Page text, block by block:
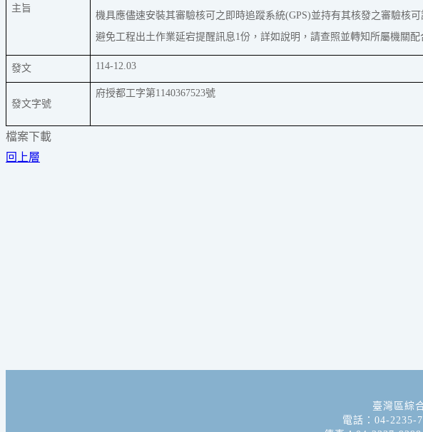
主旨
機具應儘速安裝其審驗核可之即時追蹤系統(GPS)並持有其核發之審驗核可
避免工程出土作業延宕提醒訊息1份，詳如說明，請查照並轉知所屬機關配
發文 114-12.03
發文字號
府授都工字第1140367523號
檔案下載
回上層
臺灣區綜
電話：04-2235-